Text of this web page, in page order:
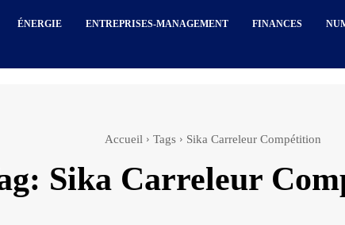
ÉNERGIE ENTREPRISES-MANAGEMENT FINANCES
Accueil Tags Sika Carreleur Compétition
Sika Carreleur